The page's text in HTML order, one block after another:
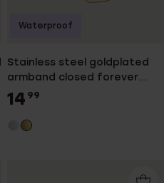
Stainless steel goldplated
armband closed forever
4mm
14 99
Waterproof